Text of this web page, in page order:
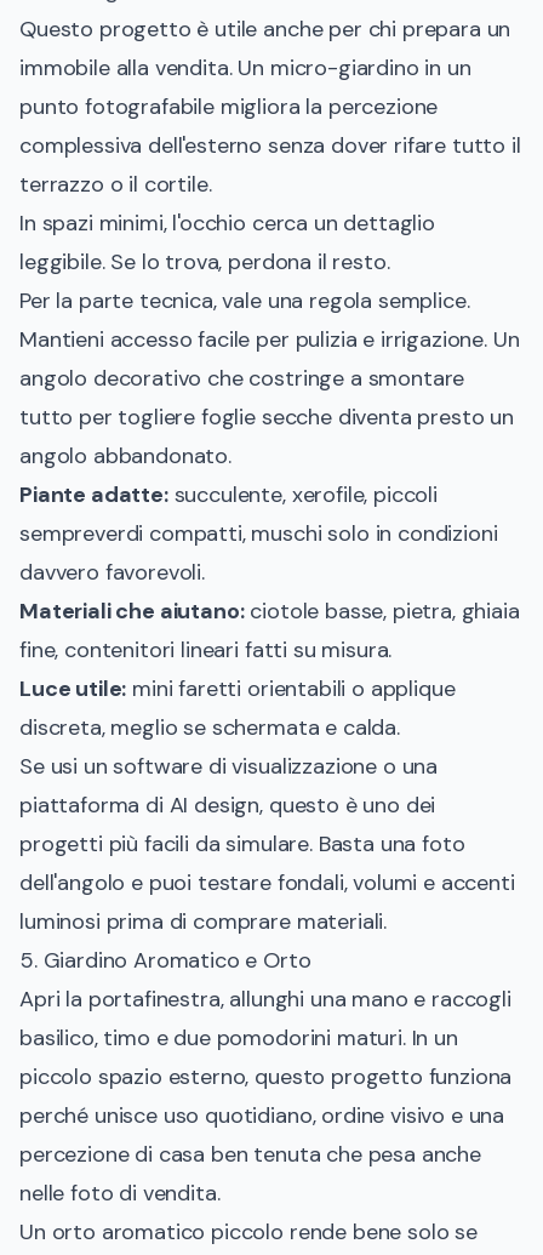
Questo progetto è utile anche per chi prepara un
immobile alla vendita. Un micro-giardino in un
punto fotografabile migliora la percezione
complessiva dell'esterno senza dover rifare tutto il
terrazzo o il cortile.
In spazi minimi, l'occhio cerca un dettaglio
leggibile. Se lo trova, perdona il resto.
Per la parte tecnica, vale una regola semplice.
Mantieni accesso facile per pulizia e irrigazione. Un
angolo decorativo che costringe a smontare
tutto per togliere foglie secche diventa presto un
angolo abbandonato.
Piante adatte:succulente, xerofile, piccoli
sempreverdi compatti, muschi solo in condizioni
davvero favorevoli.
Materiali che aiutano:ciotole basse, pietra, ghiaia
fine, contenitori lineari fatti su misura.
Luce utile: mini faretti orientabili o applique
discreta, meglio se schermata e calda.
Se usi un software di visualizzazione o una
piattaforma di AI design, questo è uno dei
progetti più facili da simulare. Basta una foto
dell'angolo e puoi testare fondali, volumi e accenti
luminosi prima di comprare materiali.
5. Giardino Aromatico e Orto
Apri la portafinestra, allunghi una mano e raccogli
basilico, timo e due pomodorini maturi. In un
piccolo spazio esterno, questo progetto funziona
perché unisce uso quotidiano, ordine visivo e una
percezione di casa ben tenuta che pesa anche
nelle foto di vendita.
Un orto aromatico piccolo rende bene solo se